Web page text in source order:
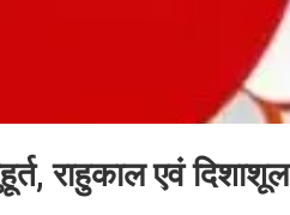
राहुकाल एवं दिशाशूल